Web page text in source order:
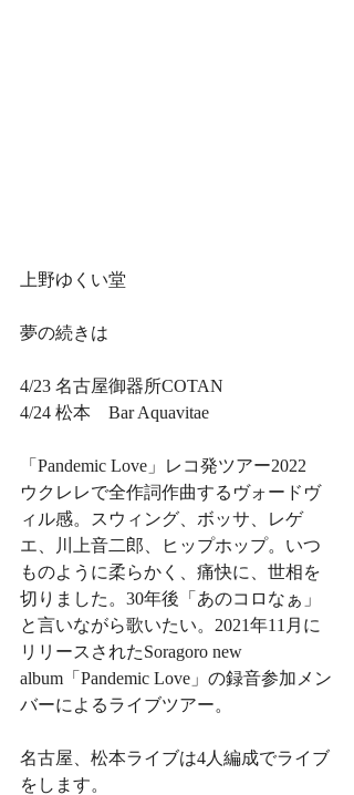
上野ゆくい堂
夢の続きは
4/23 名古屋御器所COTAN
4/24 松本　Bar Aquavitae
「Pandemic Love」レコ発ツアー2022
ウクレレで全作詞作曲するヴォードヴ
ィル感。スウィング、ボッサ、レゲ
エ、川上音二郎、ヒップホップ。いつ
ものように柔らかく、痛快に、世相を
切りました。30年後「あのコロなぁ」
と言いながら歌いたい。2021年11月に
リリースされたSoragoro new
album「Pandemic Love」の録音参加メン
バーによるライブツアー。
名古屋、松本ライブは4人編成でライブ
をします。